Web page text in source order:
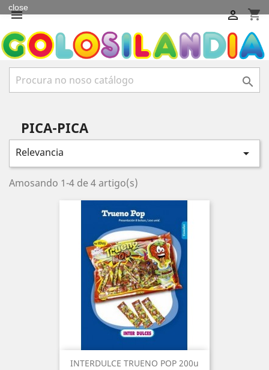
 shopping_cart


PICA-PICA
Relevancia 
Amosando 1-4 de 4 artigo(s)
INTERDULCE TRUENO POP 200u
close